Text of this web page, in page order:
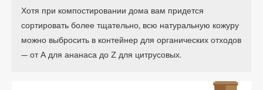
Хотя при компостировании дома вам придется
сортировать более тщательно, всю натуральную кожуру
можно выбросить в контейнер для органических отходов
— от А для ананаса до Z для цитрусовых.